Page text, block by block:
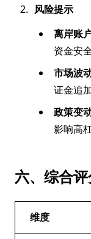
风险提示
离岸账
资金安
市场波
证金追
政策变
影响高
六、综合评
维度